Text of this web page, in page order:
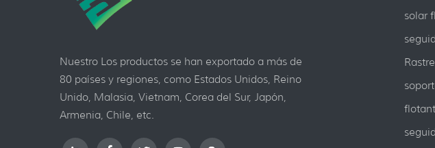
Nuestro Los productos se han exportado a más de
80 países y regiones, como Estados Unidos, Reino
Unido, Malasia, Vietnam, Corea del Sur, Japón,
Armenia, Chile, etc.
solar